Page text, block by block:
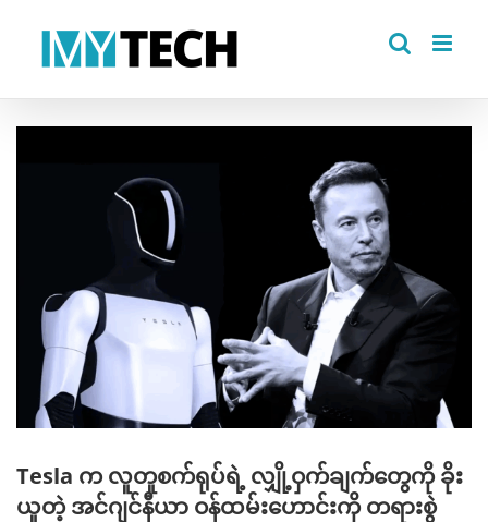
Tesla က လူတူစက်ရုပ်ရဲ့ လျှို့ဝှက်ချက်တွေကို ခိုး
ယူတဲ့ အင်ဂျင်နီယာ ဝန်ထမ်းဟောင်းကို တရားစွဲ